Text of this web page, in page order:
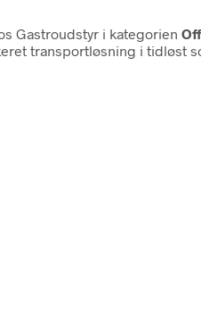
Gastroudstyr i kategorien
transportløsning i